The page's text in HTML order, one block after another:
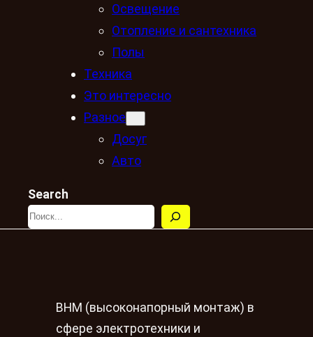
Освещение
Отопление и сантехника
Полы
Техника
Это интересно
Разное
Досуг
Авто
Search
ВНМ (высоконапорный монтаж) в
сфере электротехники и